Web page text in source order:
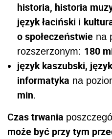
historia, historia
język łaciński i
o społeczeństwie na
rozszerzonym: 180
język kaszubski,
informatyka na
min.
Czas trwania
może być przy tym